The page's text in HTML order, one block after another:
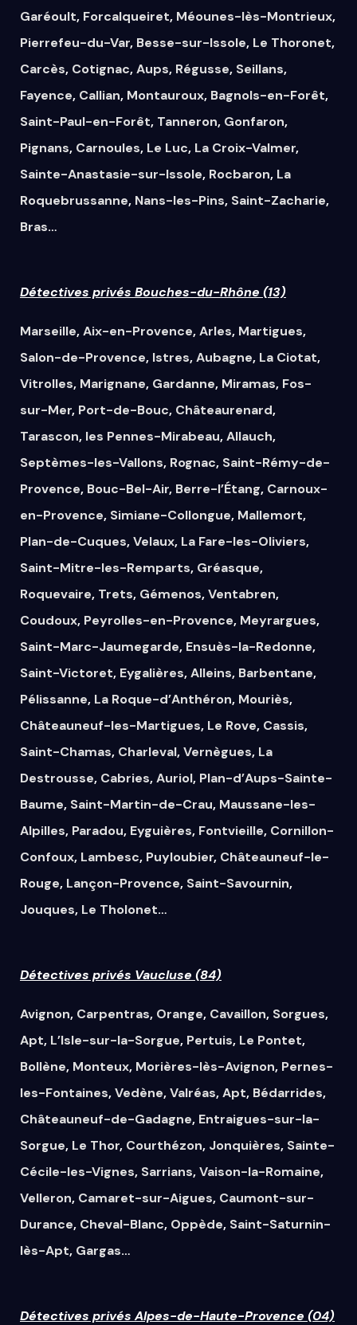
Garéoult, Forcalqueiret, Méounes-lès-Montrieux,
Pierrefeu-du-Var, Besse-sur-Issole, Le Thoronet,
Carcès, Cotignac,Aups, Régusse, Seillans,
Fayence, Callian, Montauroux, Bagnols-en-Forêt,
Saint-Paul-en-Forêt, Tanneron, Gonfaron,
Pignans, Carnoules, Le Luc, La Croix-Valmer,
Sainte-Anastasie-sur-Issole, Rocbaron, La
Roquebrussanne, Nans-les-Pins, Saint-Zacharie,
Bras…
Détectives privés Bouches-du-Rhône (13)
Marseille,Aix-en-Provence,Arles, Martigues,
Salon-de-Provence, Istres,Aubagne, La Ciotat,
Vitrolles, Marignane, Gardanne, Miramas, Fos-
sur-Mer, Port-de-Bouc, Châteaurenard,
Tarascon, les Pennes-Mirabeau,Allauch,
Septèmes-les-Vallons, Rognac, Saint-Rémy-de-
Provence, Bouc-Bel-Air, Berre-l’Étang, Carnoux-
en-Provence, Simiane-Collongue, Mallemort,
Plan-de-Cuques,Velaux, La Fare-les-Oliviers,
Saint-Mitre-les-Remparts, Gréasque,
Roquevaire, Trets, Gémenos,Ventabren,
Coudoux, Peyrolles-en-Provence, Meyrargues,
Saint-Marc-Jaumegarde, Ensuès-la-Redonne,
Saint-Victoret, Eygalières,Alleins, Barbentane,
Pélissanne, La Roque-d’Anthéron, Mouriès,
Châteauneuf-les-Martigues, Le Rove, Cassis,
Saint-Chamas, Charleval,Vernègues, La
Destrousse, Cabries,Auriol, Plan-d’Aups-Sainte-
Baume, Saint-Martin-de-Crau, Maussane-les-
Alpilles, Paradou, Eyguières, Fontvieille, Cornillon-
Confoux, Lambesc, Puyloubier, Châteauneuf-le-
Rouge, Lançon-Provence, Saint-Savournin,
Jouques, Le Tholonet…
Détectives privés Vaucluse (84)
Avignon, Carpentras, Orange, Cavaillon, Sorgues,
Apt, L’Isle-sur-la-Sorgue, Pertuis, Le Pontet,
Bollène, Monteux, Morières-lès-Avignon, Pernes-
les-Fontaines,Vedène,Valréas,Apt, Bédarrides,
Châteauneuf-de-Gadagne, Entraigues-sur-la-
Sorgue, Le Thor, Courthézon, Jonquières, Sainte-
Cécile-les-Vignes, Sarrians,Vaison-la-Romaine,
Velleron, Camaret-sur-Aigues, Caumont-sur-
Durance, Cheval-Blanc, Oppède, Saint-Saturnin-
lès-Apt, Gargas…
Détectives privés Alpes-de-Haute-Provence (04)